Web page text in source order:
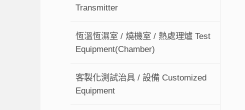
Transmitter
恆溫恆濕室 / 燒機室 / 熱處理爐 Test
Equipment(Chamber)
客製化測試治具 / 設備 Customized
Equipment